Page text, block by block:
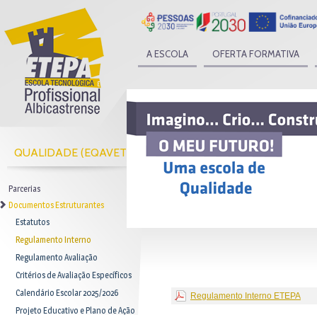
A ESCOLA OFERTA FORMATIVA
QUALIDADE (EQAVET)
Parcerias
Documentos Estruturantes
Estatutos
Regulamento Interno
Regulamento Avaliação
Critérios de Avaliação Específicos
Calendário Escolar 2025/2026
Projeto Educativo e Plano de Ação
Regulamento Interno ETEPA